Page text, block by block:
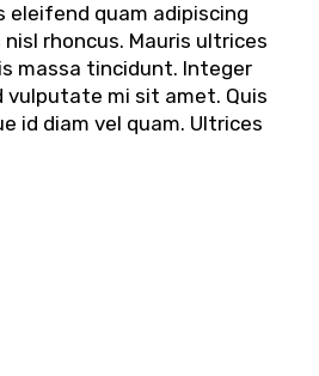
eleifend quam adipiscing
rhoncus. Mauris ultrices
massa tincidunt. Integer
vulputate mi sit amet. Quis
id diam vel quam. Ultrices